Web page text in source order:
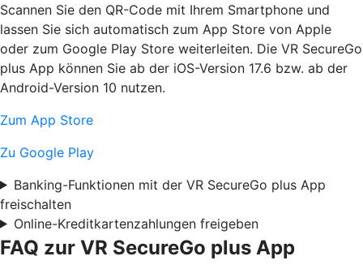
Scannen Sie den QR-Code mit Ihrem Smartphone und
lassen Sie sich automatisch zum App Store von Apple
oder zum Google Play Store weiterleiten. Die VR SecureGo
plus App können Sie ab der iOS-Version 17.6 bzw. ab der
Android-Version 10 nutzen.
Zum App Store
Zu Google Play
Banking-Funktionen mit der VR SecureGo plus App
freischalten
Online-Kreditkartenzahlungen freigeben
FAQ zur VR SecureGo plus App